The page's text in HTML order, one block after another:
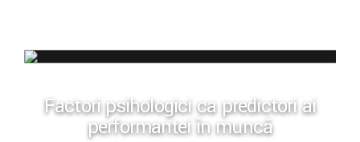
Factori psihologici ca predictori ai
performanței în muncă